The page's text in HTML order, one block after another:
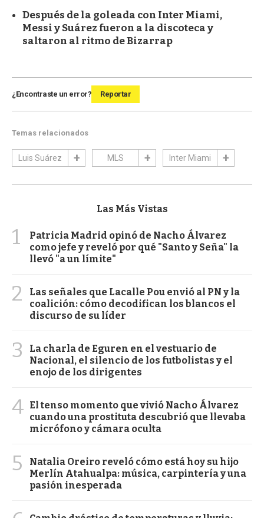
Después de la goleada con Inter Miami,
Messi y Suárez fueron a la discoteca y
saltaron al ritmo de Bizarrap
¿Encontraste un error? Reportar
Temas relacionados
Luis Suárez MLS Inter Miami
Las Más Vistas
1
Patricia Madrid opinó de Nacho Álvarez
como jefe y reveló por qué "Santo y Seña" la
llevó "a un límite"
2
Las señales que Lacalle Pou envió al PN y la
coalición: cómo decodifican los blancos el
discurso de su líder
3
La charla de Eguren en el vestuario de
Nacional, el silencio de los futbolistas y el
enojo de los dirigentes
4 El tenso momento que vivió Nacho Álvarez
cuando una prostituta descubrió que llevaba
micrófono y cámara oculta
5
Natalia Oreiro reveló cómo está hoy su hijo
Merlín Atahualpa: música, carpintería y una
pasión inesperada